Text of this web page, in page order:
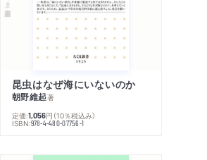
昆虫はなぜ海にいないのか
朝野維起著
定価:1,056円 （10％税込み）
ISBN:978-4-480-07756-1